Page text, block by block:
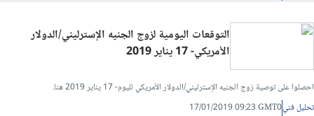
التوقعات اليومية لزوج الجنيه الإسترليني/الدولار
الأمريكي- 17 يناير 2019
احصلوا على توصية زوج الجنيه الإسترليني/الدولار الأمريكي لليوم- 17 يناير 2019 هنا.
تحليل فني17/01/2019 09:23 GMT0